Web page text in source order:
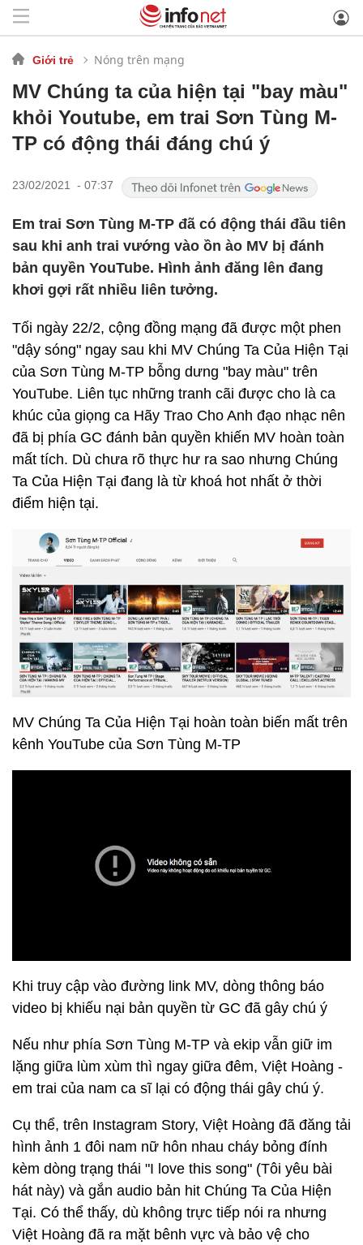
Giới trẻ Nóng trên mạng
MV Chúng ta của hiện tại "bay màu"
khỏi Youtube, em trai Sơn Tùng M-
TP có động thái đáng chú ý
23/02/2021 - 07:37
Em trai Sơn Tùng M-TP đã có động thái đầu tiên
sau khi anh trai vướng vào ồn ào MV bị đánh
bản quyền YouTube. Hình ảnh đăng lên đang
khơi gợi rất nhiều liên tưởng.
Tối ngày 22/2, cộng đồng mạng đã được một phen
"dậy sóng" ngay sau khi MV Chúng Ta Của Hiện Tại
của Sơn Tùng M-TP bỗng dưng "bay màu" trên
YouTube. Liên tục những tranh cãi được cho là ca
khúc của giọng ca Hãy Trao Cho Anh đạo nhạc nên
đã bị phía GC đánh bản quyền khiến MV hoàn toàn
mất tích. Dù chưa rõ thực hư ra sao nhưng Chúng
Ta Của Hiện Tại đang là từ khoá hot nhất ở thời
điểm hiện tại.
MV Chúng Ta Của Hiện Tại hoàn toàn biến mất trên
kênh YouTube của Sơn Tùng M-TP
Khi truy cập vào đường link MV, dòng thông báo
video bị khiếu nại bản quyền từ GC đã gây chú ý
Nếu như phía Sơn Tùng M-TP và ekip vẫn giữ im
lặng giữa lùm xùm thì ngay giữa đêm, Việt Hoàng -
em trai của nam ca sĩ lại có động thái gây chú ý.
Cụ thể, trên Instagram Story, Việt Hoàng đã đăng tải
hình ảnh 1 đôi nam nữ hôn nhau cháy bỏng đính
kèm dòng trạng thái "I love this song" (Tôi yêu bài
hát này) và gắn audio bản hit Chúng Ta Của Hiện
Tại. Có thể thấy, dù không trực tiếp nói ra nhưng
Việt Hoàng đã ra mặt bênh vực và bảo vệ cho